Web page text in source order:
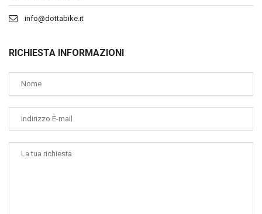
info@dottabike.it
RICHIESTA INFORMAZIONI